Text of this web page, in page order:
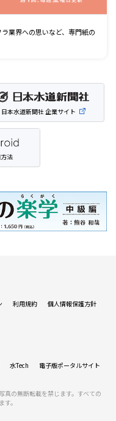
業界への思いなど、専門紙の
日本水道新聞社 企業サイト
法
利用規約
個人情報保護方針
水Tech 電子版ポータルサイト
真の無断転載を禁じます。すべての
。